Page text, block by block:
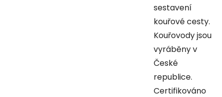
sestavení
kouřové cesty.
Kouřovody jsou
vyráběny v
České
republice.
Certifikováno